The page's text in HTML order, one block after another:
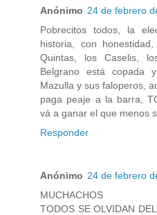
Anónimo 24 de febrero
Pobrecitos todos, la
historia, con
Quintas, los Caselis,
Belgrano está copada
Mazulla y sus faloperos,
paga peaje a la barra,
vá a ganar el que menos
Responder
Anónimo 24 de febrero
MUCHACHOS
TODOS SE OLVIDAN